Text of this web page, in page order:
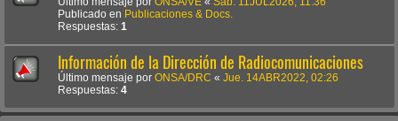
Publicado en Publicaciones & Docs.
Respuestas: 1
Información de la Dirección de Radiocomunicaciones
Último mensaje por ONSA/DRC « Jue. 14ABR2022, 02:26
Respuestas: 4